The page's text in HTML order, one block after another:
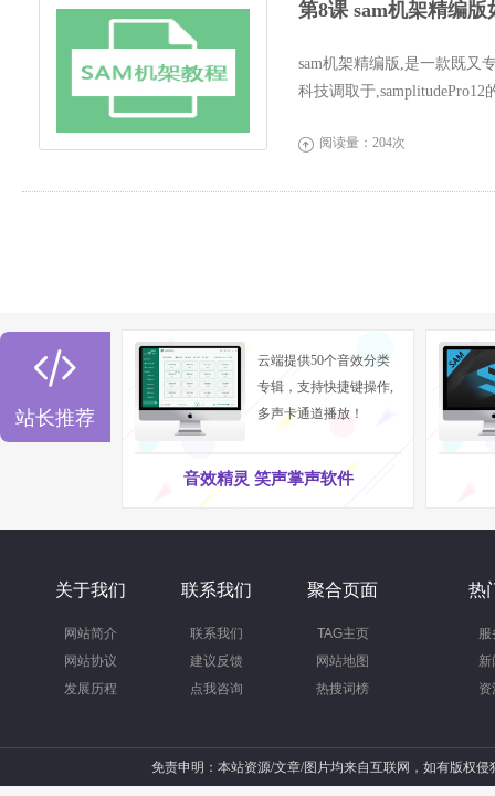
第8课 sam机架精编
sam机架精编版,是一款既又
科技调取于
 阅读量：204次

站长推荐
云端提供50个音效分类
专辑，支持快捷键操作,
多声卡通道播放！
音效精灵 笑声掌声软件
关于我们
网站简介
网站协议
发展历程
联系我们
联系我们
建议反馈
点我咨询
聚合页面
TAG主页
网站地图
热搜词榜
热
服
新
资
免责申明：本站资源/文章/图片均来自互联网，如有版权